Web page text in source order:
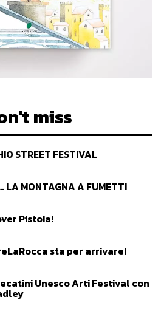
miss
STREET FESTIVAL
LA MONTAGNA A FUMETTI
Pistoia!
sta per arrivare!
Unesco Arti Festival con